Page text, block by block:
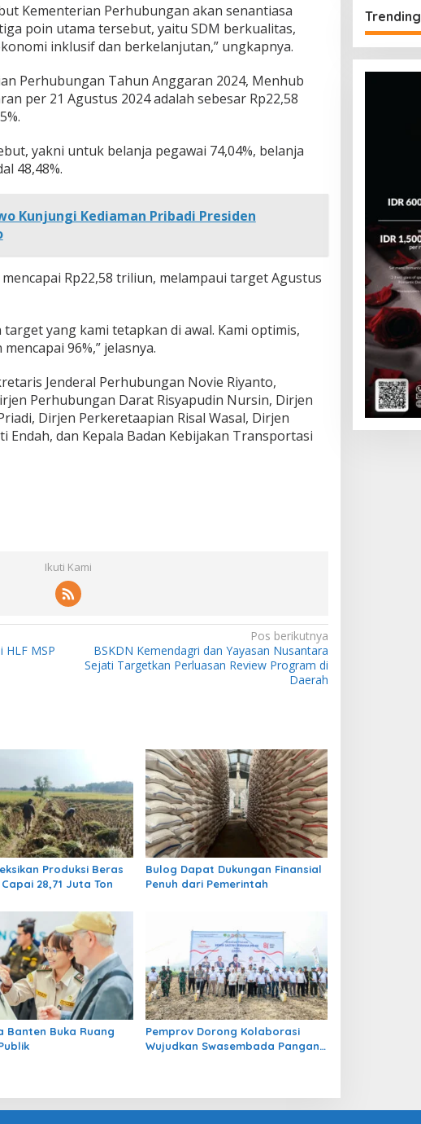
Kementerian Perhubungan akan senantiasa
poin utama tersebut, yaitu SDM berkualitas,
inklusif dan berkelanjutan,” ungkapnya.
Perhubungan Tahun Anggaran 2024, Menhub
per 21 Agustus 2024 adalah sebesar Rp22,58
yakni untuk belanja pegawai 74,04%, belanja
48,48%.
Kunjungi Kediaman Pribadi Presiden
Rp22,58 triliun, melampaui target Agustus
yang kami tetapkan di awal. Kami optimis,
96%,” jelasnya.
Jenderal Perhubungan Novie Riyanto,
Perhubungan Darat Risyapudin Nursin, Dirjen
Dirjen Perkeretaapian Risal Wasal, Dirjen
Endah, dan Kepala Badan Kebijakan Transportasi
Ikuti Kami
HLF MSP
Pos berikutnya
BSKDN Kemendagri dan Yayasan Nusantara
Sejati Targetkan Perluasan Review Program di
Daerah
Produksi Beras
28,71 Juta Ton
Bulog Dapat Dukungan Finansial
Penuh dari Pemerintah
Banten Buka Ruang
Pemprov Dorong Kolaborasi
Wujudkan Swasembada Pangan
Trending